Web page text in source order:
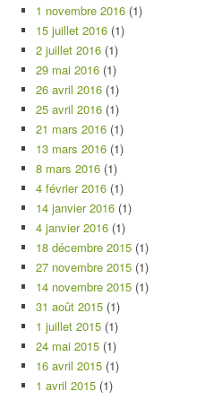
1 novembre 2016 (1)
15 juillet 2016 (1)
2 juillet 2016 (1)
29 mai 2016 (1)
26 avril 2016 (1)
25 avril 2016 (1)
21 mars 2016 (1)
13 mars 2016 (1)
8 mars 2016 (1)
4 février 2016 (1)
14 janvier 2016 (1)
4 janvier 2016 (1)
18 décembre 2015 (1)
27 novembre 2015 (1)
14 novembre 2015 (1)
31 août 2015 (1)
1 juillet 2015 (1)
24 mai 2015 (1)
16 avril 2015 (1)
1 avril 2015 (1)